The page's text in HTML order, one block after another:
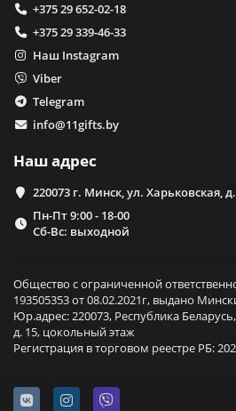
+375 29 652-02-18
+375 29 339-46-33
Наш Instagram
Viber
Telegram
info@11gifts.by
Наш адрес
220073 г. Минск, ул. Харьковская,
Пн-Пт 9:00 - 18-00
Сб-Вс: выходной
Общество с ограниченной
193505353 от 08.02.2021г, выдано
Юр.адрес: 220073, Республика
д. 15, цокольный этаж
Регистрация в торговом реестре РБ: